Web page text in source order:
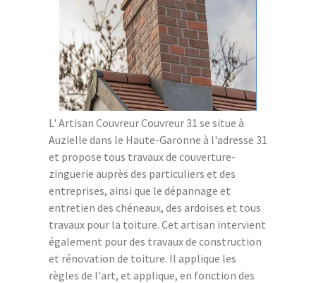
L' Artisan Couvreur Couvreur 31 se situe à
Auzielle dans le Haute-Garonne à l'adresse 31
et propose tous travaux de couverture-
zinguerie auprès des particuliers et des
entreprises, ainsi que le dépannage et
entretien des chéneaux, des ardoises et tous
travaux pour la toiture. Cet artisan intervient
également pour des travaux de construction
et rénovation de toiture. Il applique les
règles de l'art, et applique, en fonction des